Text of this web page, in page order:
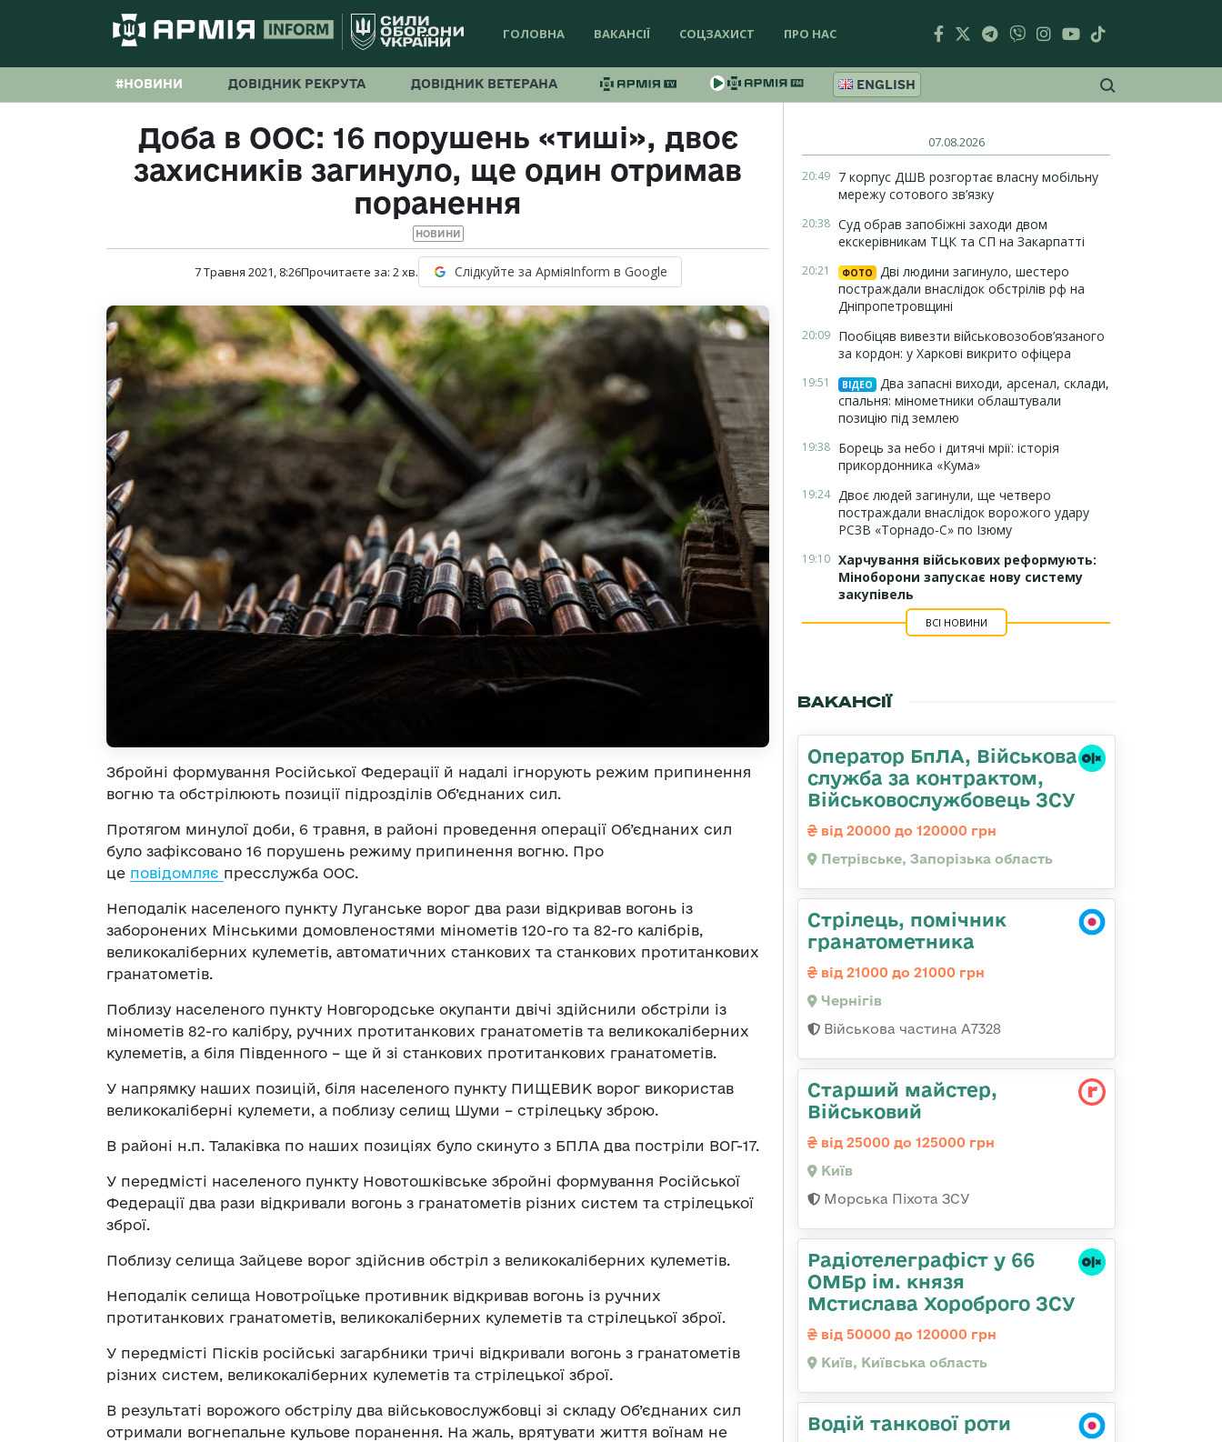
ГОЛОВНА ВАКАНСІЇ СОЦЗАХИСТ ПРО НАС
#НОВИНИ ДОВІДНИК РЕКРУТА ДОВІДНИК ВЕТЕРАНА ENGLISH
Доба в ООС: 16 порушень «тиші», двоє
захисників загинуло, ще один отримав
поранення
НОВИНИ
7 Травня 2021, 8:26Прочитаєте за: 2хв. Слідкуйте за АрміяInform в Google
Збройні формування Російської Федерації й надалі ігнорують режим припинення
вогню та обстрілюють позиції підрозділів Об’єднаних сил.
Протягом минулої доби, 6 травня, в районі проведення операції Об’єднаних сил
було зафіксовано 16 порушень режиму припинення вогню. Про
це повідомляє пресслужба ООС.
Неподалік населеного пункту Луганське ворог два рази відкривав вогонь із
заборонених Мінськими домовленостями мінометів 120-го та 82-го калібрів,
великокаліберних кулеметів, автоматичних станкових та станкових протитанкових
гранатометів.
Поблизу населеного пункту Новгородське окупанти двічі здійснили обстріли із
мінометів 82-го калібру, ручних протитанкових гранатометів та великокаліберних
кулеметів, а біля Південного – ще й зі станкових протитанкових гранатометів.
У напрямку наших позицій, біля населеного пункту ПИЩЕВИК ворог використав
великокаліберні кулемети, а поблизу селищ Шуми – стрілецьку зброю.
В районі н.п. Талаківка по наших позиціях було скинуто з БПЛА два постріли ВОГ-17.
У передмісті населеного пункту Новотошківське збройні формування Російської
Федерації два рази відкривали вогонь з гранатометів різних систем та стрілецької
зброї.
Поблизу селища Зайцеве ворог здійснив обстріл з великокаліберних кулеметів.
Неподалік селища Новотроїцьке противник відкривав вогонь із ручних
протитанкових гранатометів, великокаліберних кулеметів та стрілецької зброї.
У передмісті Пісків російські загарбники тричі відкривали вогонь з гранатометів
різних систем, великокаліберних кулеметів та стрілецької зброї.
В результаті ворожого обстрілу два військовослужбовці зі складу Об’єднаних сил
отримали вогнепальне кульове поранення. На жаль, врятувати життя воїнам не
07.08.2026
20:49 7 корпус ДШВ розгортає власну мобільну
мережу сотового зв’язку
20:38 Суд обрав запобіжні заходи двом
екскерівникам ТЦК та СП на Закарпатті
20:21 ФОТО
Дві людини загинуло, шестеро
постраждали внаслідок обстрілів рф на
Дніпропетровщині
20:09 Пообіцяв вивезти військовозобов’язаного
за кордон: у Харкові викрито офіцера
19:51 ВІДЕО
Два запасні виходи, арсенал, склади,
спальня: мінометники облаштували
позицію під землею
19:38 Борець за небо і дитячі мрії: історія
прикордонника «Кума»
19:24 Двоє людей загинули, ще четверо
постраждали внаслідок ворожого удару
РСЗВ «Торнадо-С» по Ізюму
19:10 Харчування військових реформують:
Міноборони запускає нову систему
закупівель
ВСІ НОВИНИ
ВАКАНСІЇ
Оператор БпЛА, Військова
служба за контрактом,
Військовослужбовець ЗСУ
від 20000 до 120000 грн
Петрівське, Запорізька область
Стрілець, помічник
гранатометника
від 21000 до 21000 грн
Чернігів
Військова частина А7328
Старший майстер,
Військовий
від 25000 до 125000 грн
Київ
Морська Піхота ЗСУ
Радіотелеграфіст у 66
ОМБр ім. князя
Мстислава Хороброго ЗСУ
від 50000 до 120000 грн
Київ, Київська область
Водій танкової роти